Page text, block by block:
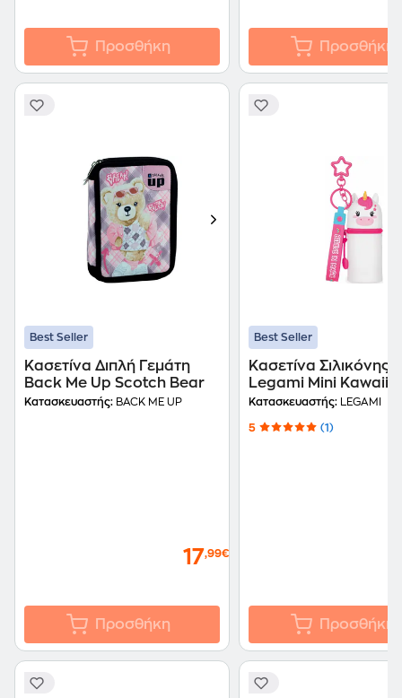
Προσθήκη Προσθήκη
Best Seller
Κασετίνα Διπλή Γεμάτη
Back Me Up Scotch Bear
Κατασκευαστής: BACK ME UP
17,99€
Προσθήκη
Best Seller
Κασετίνα Σιλικόνης
Legami Mini Kawaii
Μπρελόκ Unicorn
Κατασκευαστής: LEGAMI
5 (1)
Προσθήκη